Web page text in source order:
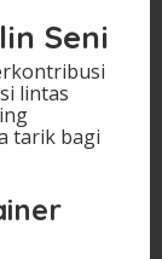
Seni
lintas
tarik bagi